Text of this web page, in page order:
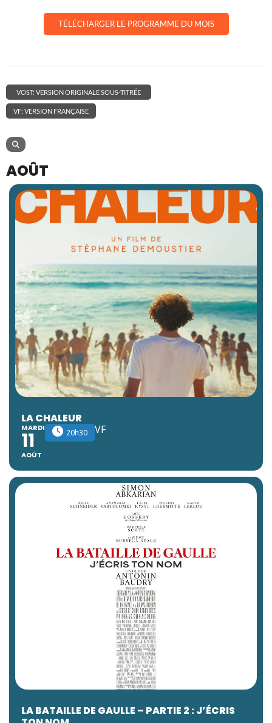
TÉLÉCHARGER LE PROGRAMME DU MOIS
VOST: VERSION ORIGINALE SOUS-TITRÉE
VF: VERSION FRANÇAISE
AOÛT
LA CHALEUR
MARDI
11
AOÛT
20h30 VF
LA BATAILLE DE GAULLE – PARTIE 2 : J’ÉCRIS